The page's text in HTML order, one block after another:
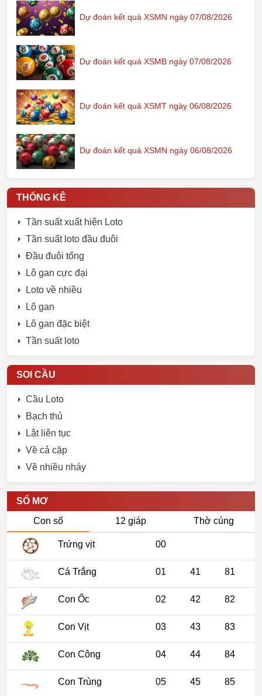
Dự đoán kết quả XSMN ngày 07/08/2026
Dự đoán kết quả XSMB ngày 07/08/2026
Dự đoán kết quả XSMT ngày 06/08/2026
Dự đoán kết quả XSMN ngày 06/08/2026
THỐNG KÊ
Tần suất xuất hiện Loto
Tần suất loto đầu đuôi
Đầu đuôi tổng
Lô gan cực đại
Loto về nhiều
Lô gan
Lô gan đặc biệt
Tần suất loto
SOI CẦU
Cầu Loto
Bạch thủ
Lật liên tục
Về cả cặp
Về nhiều nháy
SỔ MƠ
Con số
12 giáp Thờ cúng
Trứng vịt 00
Cá Trắng 01 41 81
Con Ốc 02 42 82
Con Vịt 03 43 83
Con Công 04 44 84
Con Trùng 05 45 85